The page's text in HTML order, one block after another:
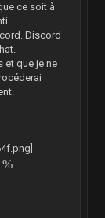
ce soit à
Discord
et que je ne